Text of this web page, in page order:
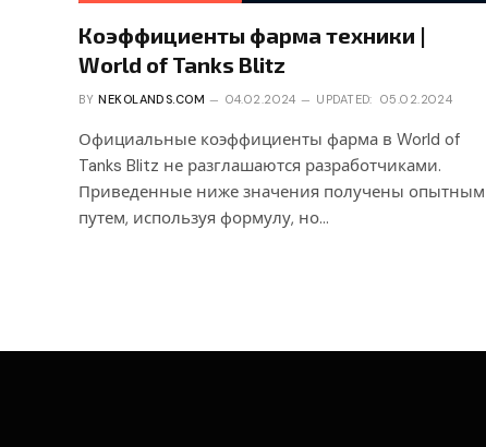
Коэффициенты фарма техники |
World of Tanks Blitz
BY NEKOLANDS.COM 04.02.2024 UPDATED: 05.02.2024
Официальные коэффициенты фарма в World of
Tanks Blitz не разглашаются разработчиками.
Приведенные ниже значения получены опытным
путем, используя формулу, но…